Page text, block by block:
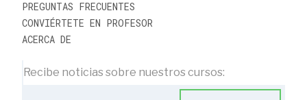
PREGUNTAS FRECUENTES
CONVIÉRTETE EN PROFESOR
ACERCA DE
Recibe noticias sobre nuestros cursos: